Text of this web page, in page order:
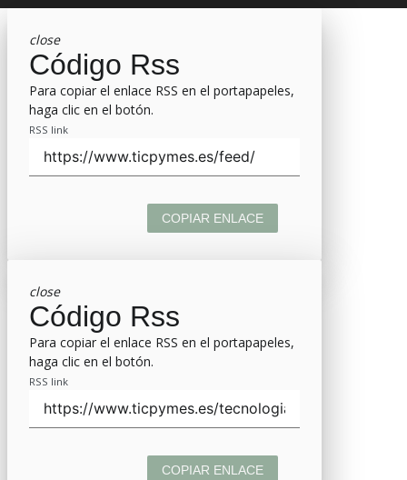
close
Código Rss
Para copiar el enlace RSS en el portapapeles,
haga clic en el botón.
RSS link
COPIAR ENLACE
close
Código Rss
Para copiar el enlace RSS en el portapapeles,
haga clic en el botón.
RSS link
COPIAR ENLACE